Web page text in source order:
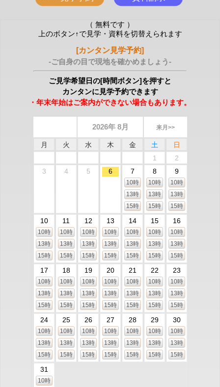
（ 無料です ）
上のボタン↑で見学・資料を切替えられます
[カンタン見学予約]
-ご自身の目で現地を確かめましょう-
ご見学希望日の[時間ボタン]を押すと
カンタンに見学予約できます
・年末年始はご案内ができない場合もあります。
2026年 8月 来月>>
月 火 水 木 金 土
日
1
2
3
4 5 6 7
10時
13時
15時
8
10時
13時
15時
9
10時
13時
15時
10
10時
13時
15時
11
10時
13時
15時
12
10時
13時
15時
13
10時
13時
15時
14
10時
13時
15時
15
10時
13時
15時
16
10時
13時
15時
17
10時
13時
15時
18
10時
13時
15時
19
10時
13時
15時
20
10時
13時
15時
21
10時
13時
15時
22
10時
13時
15時
23
10時
13時
15時
24
10時
13時
15時
25
10時
13時
15時
26
10時
13時
15時
27
10時
13時
15時
28
10時
13時
15時
29
10時
13時
15時
30
10時
13時
15時
31
10時